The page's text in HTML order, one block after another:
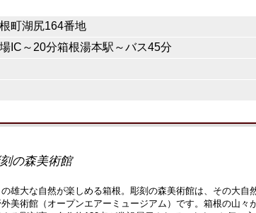
町湖尻164番地
IC～20分箱根湯本駅～バス45分
の森美術館
雄大な自然が楽しめる箱根。彫刻の森美術館は、その大自
美術館（オープンエアーミュージアム）です。箱根の山々